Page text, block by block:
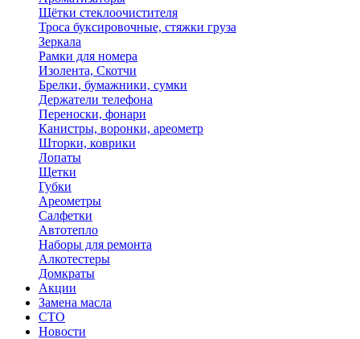
Щётки стеклоочистителя
Троса буксировочные, стяжки груза
Зеркала
Рамки для номера
Изолента, Скотчи
Брелки, бумажники, сумки
Держатели телефона
Переноски, фонари
Канистры, воронки, ареометр
Шторки, коврики
Лопаты
Щетки
Губки
Ареометры
Салфетки
Автотепло
Наборы для ремонта
Алкотестеры
Домкраты
Акции
Замена масла
СТО
Новости